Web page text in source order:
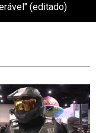
(editado)